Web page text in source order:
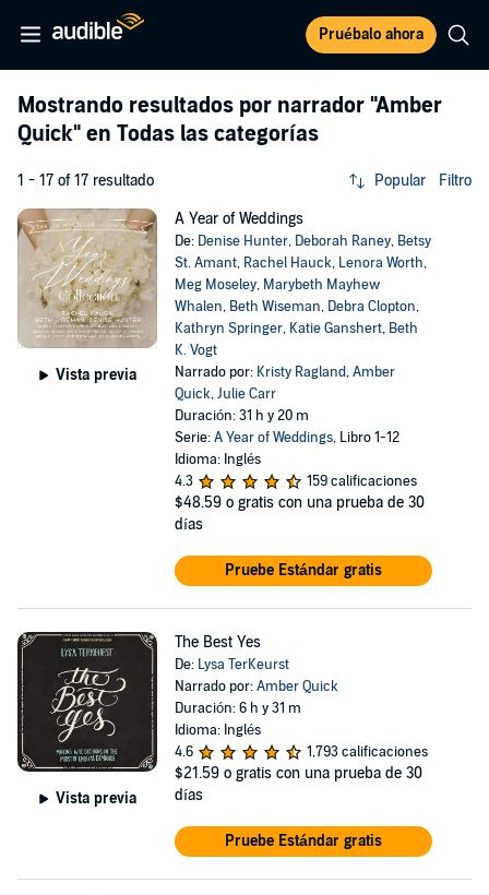
Pruébalo ahora
Mostrando resultados por narrador "Amber
Quick" en Todas las categorías
1 - 17 of 17 resultado Popular Filtro
Vista previa
A Year of Weddings
De: Denise Hunter, Deborah Raney, Betsy
St. Amant, Rachel Hauck, Lenora Worth,
Meg Moseley, Marybeth Mayhew
Whalen, Beth Wiseman, Debra Clopton,
Kathryn Springer, Katie Ganshert, Beth
K. Vogt
Narrado por: Kristy Ragland,Amber
Quick,Julie Carr
Duración: 31 h y 20 m
Serie:A Year of Weddings, Libro 1-12
Idioma: Inglés
4.3
159 calificaciones
$48.59 o gratis con una prueba de 30
días
Pruebe Estándar gratis
Vista previa
The Best Yes
De: Lysa TerKeurst
Narrado por:Amber Quick
Duración: 6 h y 31 m
Idioma: Inglés
4.6
1,793 calificaciones
$21.59 o gratis con una prueba de 30
días
Pruebe Estándar gratis